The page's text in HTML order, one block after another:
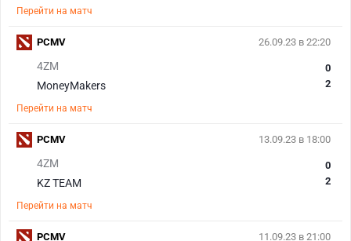
Перейти на матч
26.09.23 в 22:20
4ZM
MoneyMakers
0
2
Перейти на матч
PCMV
13.09.23 в 18:00
4ZM
KZ TEAM
0
2
Перейти на матч
PCMV
11.09.23 в 21:00
PCMV